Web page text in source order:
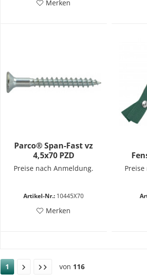
Merken
Parco® Span-Fast vz
4,5x70 PZD
Preise nach Anmeldung.
Artikel-Nr.: 10445X70
Merken
1 von 116